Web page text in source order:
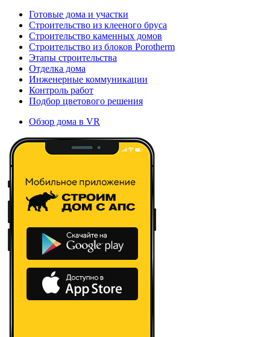
Готовые дома и участки
Строительство из клееного бруса
Строительство каменных домов
Строительство из блоков Porotherm
Этапы строительства
Отделка дома
Инженерные коммуникации
Контроль работ
Подбор цветового решения
Обзор дома в VR